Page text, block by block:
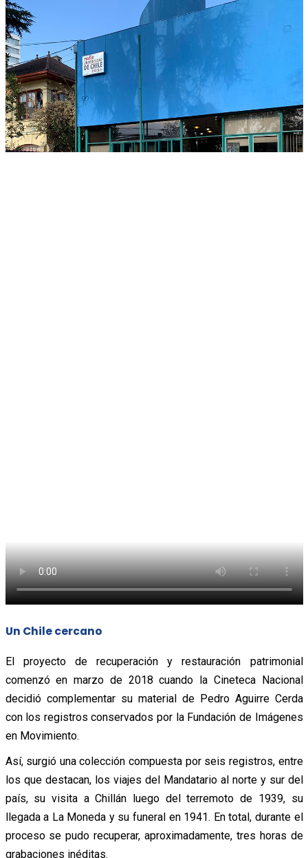
Un Chile cercano
El proyecto de recuperación y restauración patrimonial
comenzó en marzo de 2018 cuando la Cineteca Nacional
decidió complementar su material de Pedro Aguirre Cerda
con los registros conservados por la Fundación de Imágenes
en Movimiento.
Así, surgió una colección compuesta por seis registros, entre
los que destacan, los viajes del Mandatario al norte y sur del
país, su visita a Chillán luego del terremoto de 1939, su
llegada a La Moneda y su funeral en 1941. En total, durante el
proceso se pudo recuperar, aproximadamente, tres horas de
grabaciones inéditas.